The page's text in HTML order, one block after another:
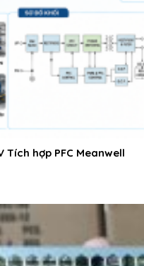
Tích hợp PFC Meanwell